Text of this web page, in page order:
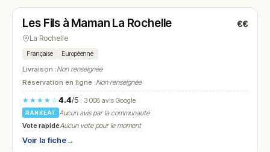
N° 27
Les Fils à Maman La Rochelle €€
La Rochelle
Française Européenne
Livraison :Non renseignée
Réservation en ligne :Non renseignée
★★★★☆4.4/5· 3 008 avis Google
RANKEAT
Aucun avis par la communauté
Vote rapideAucun vote pour le moment
Voir la fiche→